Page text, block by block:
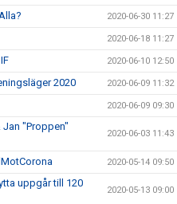
2020-06-30 11:27
2020-06-18 11:27
2020-06-10 12:50
2020 2020-06-09 11:32
2020-06-09 09:30
"Proppen"
2020-06-03 11:43
2020-05-14 09:50
uppgår till 120
2020-05-13 09:00